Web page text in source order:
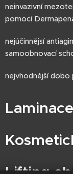
neinvazivní
pomocí
nejúčinnějsí
samoobnovací
nejvhodnější dobo